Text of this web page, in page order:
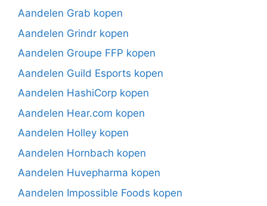
Aandelen Grab kopen
Aandelen Grindr kopen
Aandelen Groupe FFP kopen
Aandelen Guild Esports kopen
Aandelen HashiCorp kopen
Aandelen Hear.com kopen
Aandelen Holley kopen
Aandelen Hornbach kopen
Aandelen Huvepharma kopen
Aandelen Impossible Foods kopen